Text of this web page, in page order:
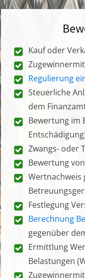
Kauf oder
Regulierung
Steuerliche
dem
Bewertung im
Zwangs- oder
Bewertung
Wertnachweis
Festlegung
Berechnung
gegenüber
Ermittlung
Belastungen